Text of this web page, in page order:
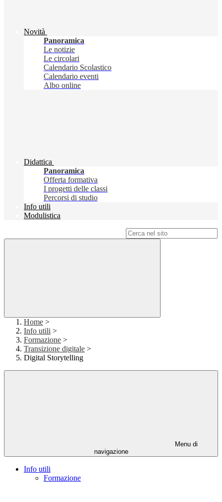
Novità
Panoramica
Le notizie
Le circolari
Calendario Scolastico
Calendario eventi
Albo online
Didattica
Panoramica
Offerta formativa
I progetti delle classi
Percorsi di studio
Info utili
Modulistica
Home >
Info utili >
Formazione >
Transizione digitale >
Digital Storytelling
Menu di
navigazione
Info utili
Formazione